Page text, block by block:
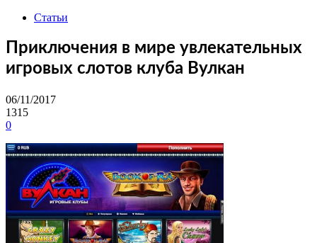
Статьи
Приключения в мире увлекательных
игровых слотов клуба Вулкан
06/11/2017
1315
0